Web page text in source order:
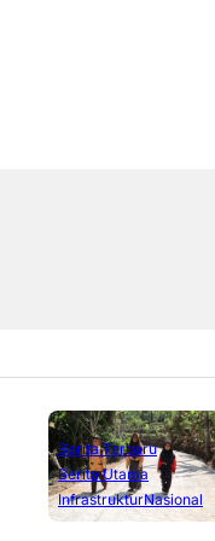
Berita Terbaru
Berita Utama
InfrastrukturNasional